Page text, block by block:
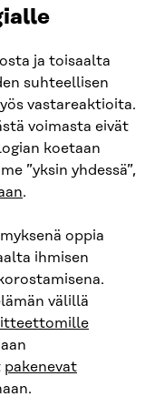
ja toisaalta
suhteellisen
vastareaktioita.
voimasta eivät
koetaan
”yksin yhdessä”,
.
oppia
ihmisen
välillä
pakenevat